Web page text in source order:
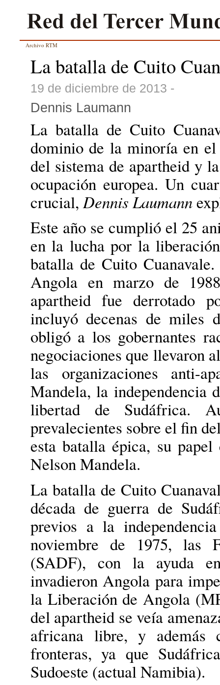
Archivo RTM
La batalla de Cuito
19 de diciembre de 2013 -
Dennis Laumann
La batalla de Cuito
dominio de la minoría en
del sistema de apartheid y
ocupación europea. Un
crucial, Dennis Laumann
Este año se cumplió el 25
en la lucha por la
batalla de Cuito
Angola en marzo de
apartheid fue derrotado
incluyó decenas de miles
obligó a los gobernantes
negociaciones que llevaron
las organizaciones anti-
Mandela, la
libertad de Sudáfrica.
prevalecientes sobre el fin
esta batalla épica, su
Nelson Mandela.
La batalla de Cuito
década de guerra de
previos a la
noviembre de 1975, las
(SADF), con la ayuda
invadieron Angola para
la Liberación de Angola
del apartheid se veía
africana libre, y además
fronteras, ya que
Sudoeste (actual Namibia).